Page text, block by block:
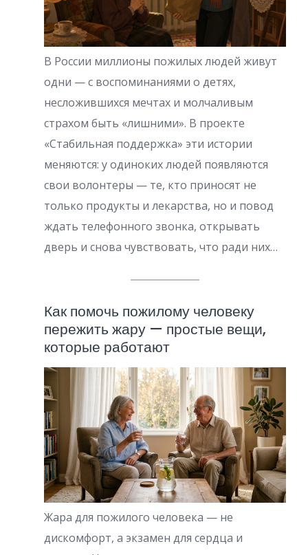
В России миллионы пожилых людей живут
одни — с воспоминаниями о детях,
несложившихся мечтах и молчаливым
страхом быть «лишними». В проекте
«Стабильная поддержка» эти истории
меняются: у одиноких людей появляются
свои волонтеры — те, кто приносят не
только продукты и лекарства, но и повод
ждать телефонного звонка, открывать
дверь и снова чувствовать, что ради них…
Как помочь пожилому человеку
пережить жару — простые вещи,
которые работают
Жара для пожилого человека — не
дискомфорт, а экзамен для сердца и